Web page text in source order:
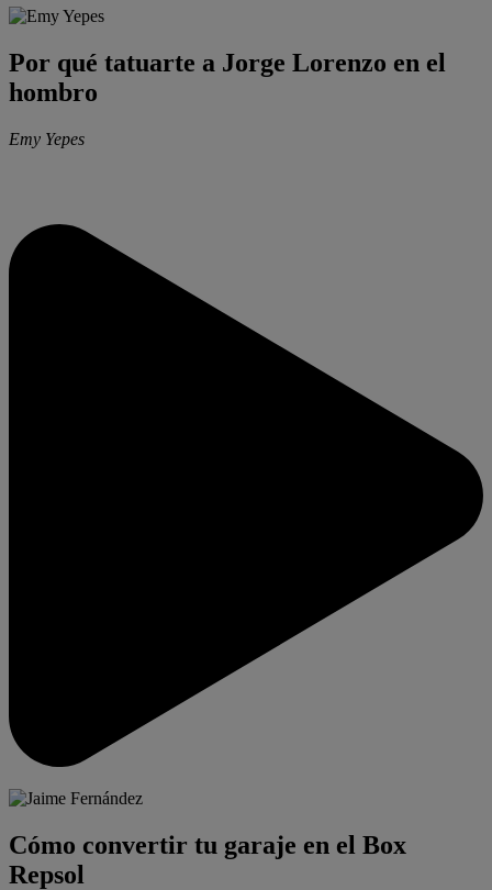
Por qué tatuarte a Jorge Lorenzo en el
hombro
Emy Yepes
Cómo convertir tu garaje en el Box
Repsol